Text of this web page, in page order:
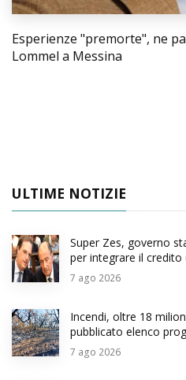
Esperienze "premorte", ne
Lommel a Messina
ULTIME NOTIZIE
Super Zes, governo
per integrare il credito
7 ago 2026
Incendi, oltre 18
pubblicato elenco
7 ago 2026